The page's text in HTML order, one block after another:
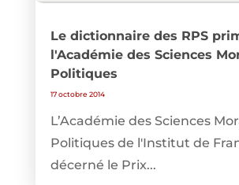
Le dictionnaire des RPS
l'Académie des Sciences
Politiques
17 octobre 2014
L’Académie des Sciences
Politiques de l'Institut de
décerné le Prix...